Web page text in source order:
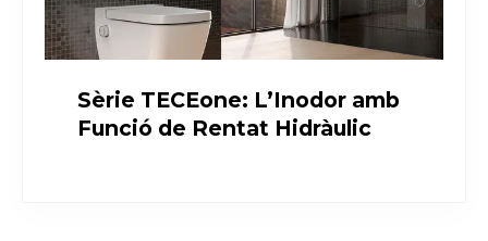
Sèrie TECEone: L’Inodor amb
Funció de Rentat Hidràulic